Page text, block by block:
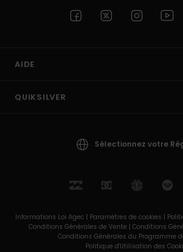
AIDE
QUIKSILVER
Sélectionnez votre
Informations Loi Agec | Paramètres de cookies |
Conditions Générales de Vente | Conditions
Conditions Générales du Programme
Politique d'Utilisation des